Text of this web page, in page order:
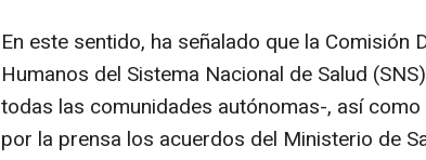
En este sentido, ha señalado que la Comisión
Humanos del Sistema Nacional de Salud
todas las comunidades autónomas-, así
por la prensa los acuerdos del Ministerio de